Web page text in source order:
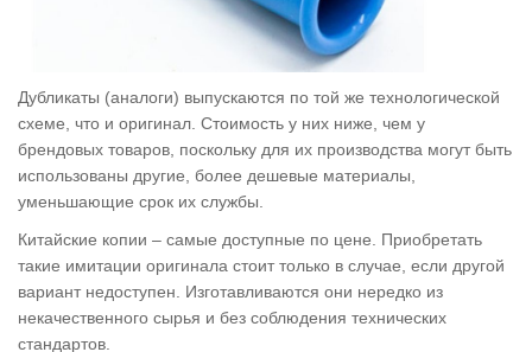
Дубликаты (аналоги) выпускаются по той же технологической
схеме, что и оригинал. Стоимость у них ниже, чем у
брендовых товаров, поскольку для их производства могут быть
использованы другие, более дешевые материалы,
уменьшающие срок их службы.
Китайские копии – самые доступные по цене. Приобретать
такие имитации оригинала стоит только в случае, если другой
вариант недоступен. Изготавливаются они нередко из
некачественного сырья и без соблюдения технических
стандартов.